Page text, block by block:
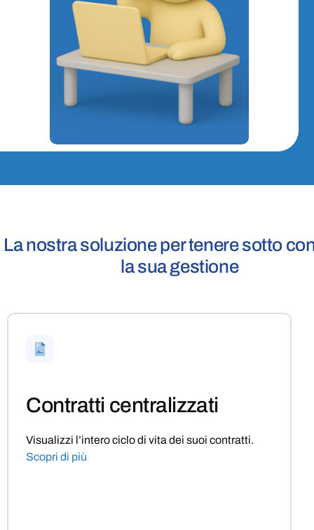
La nostra soluzione per tenere sotto
la sua gestione
Contratti centralizzati
Visualizzi l’intero ciclo di vita dei suoi contratti.
Scopri di più